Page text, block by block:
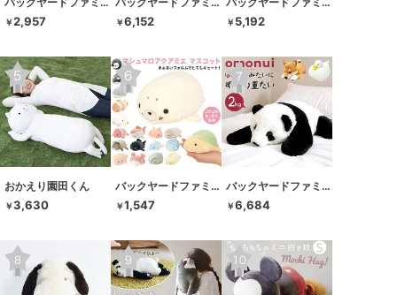
￥2,957 ￥6,152 ￥ 5,192
おかえり園田くん
￥3,630
バックヤードファミリー
￥1,547
バックヤードファミリー
￥6,684